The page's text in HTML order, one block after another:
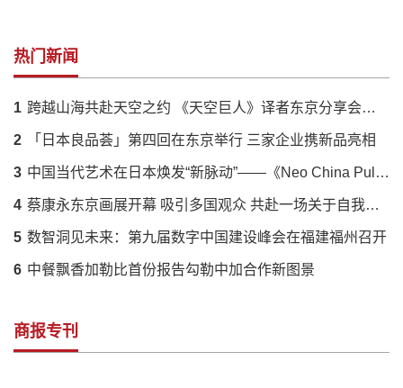
热门新闻
1 跨越山海共赴天空之约 《天空巨人》译者东京分享会落幕 解码蔡国强火药艺术与中日文化羁绊
2 「日本良品荟」第四回在东京举行 三家企业携新品亮相
3 中国当代艺术在日本焕发“新脉动”——《Neo China Pulse》展呈现传统与创新的时代对话
4 蔡康永东京画展开幕 吸引多国观众 共赴一场关于自我的对话
5 数智洞见未来：第九届数字中国建设峰会在福建福州召开
6 中餐飘香加勒比首份报告勾勒中加合作新图景
商报专刊